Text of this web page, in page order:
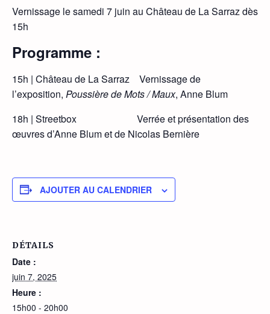
Vernissage le samedi 7 juin au Château de La Sarraz dès
15h
Programme :
15h | Château de La Sarraz Vernissage de
l’exposition, Poussière de Mots / Maux, Anne Blum
18h | Streetbox Verrée et présentation des
œuvres d’Anne Blum et de Nicolas Bernière
AJOUTER AU CALENDRIER
DÉTAILS
Date :
juin 7, 2025
Heure :
15h00 - 20h00